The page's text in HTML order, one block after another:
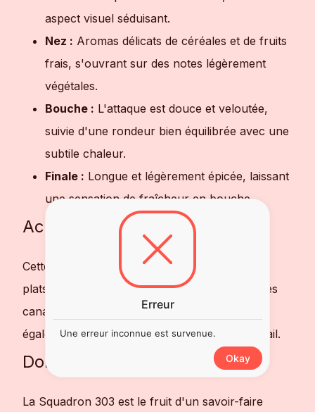
aspect visuel séduisant.
Nez : Aromas délicats de céréales et de fruits
frais, s'ouvrant sur des notes légèrement
végétales.
Bouche : L'attaque est douce et veloutée,
suivie d'une rondeur bien équilibrée avec une
subtile chaleur.
Finale : Longue et légèrement épicée, laissant
une sensation de fraîcheur en bouche.
Accords Mets et Vodka
Cette vodka s'accorde parfaitement avec des
plats de fruits de mer, des sushis ou encore des
canapés à base de fromage frais. Elle est
également idéale pour être dégustée en cocktail.
Domaine
La Squadron 303 est le fruit d'un savoir-faire
Erreur
Une erreur inconnue est survenue.
Okay